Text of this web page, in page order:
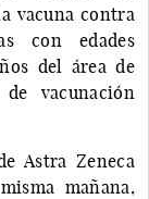
vacuna contra
con edades
del área de
vacunación
Astra Zeneca
mañana,